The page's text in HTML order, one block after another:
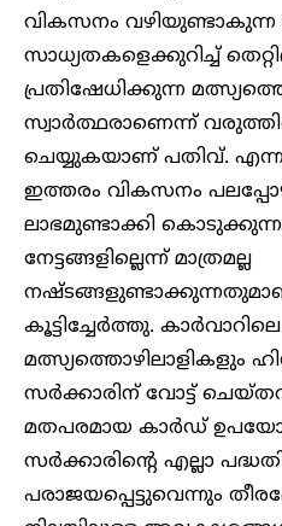
വികസനം
സാധ്യതകളെക്കുറിച്ച്
പ്രതിഷേധിക്കുന്ന
സ്വാർത്ഥരാണെന്ന്
ചെയ്യുകയാണ് പതിവ്.
ഇത്തരം വികസനം
ലാഭമുണ്ടാക്കി
നേട്ടങ്ങളില്ലെന്ന് മാത്രമല്ല
കൂട്ടിച്ചേർത്തു. കാർവാറിലെ
മത്സ്യത്തൊഴിലാളികളും
സർക്കാരിന് വോട്ട്
മതപരമായ കാർഡ്
സർക്കാരിന്റെ എല്ലാ
പരാജയപ്പെട്ടുവെന്നും